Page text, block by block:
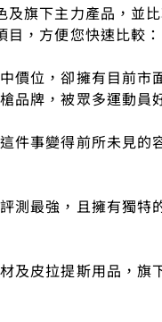
旗下主力產品，並
，方便您快速比較：
價位，卻擁有目前市
品牌，被眾多運動員
件事變得前所未見的
測最強，且擁有獨特
及皮拉提斯用品，旗